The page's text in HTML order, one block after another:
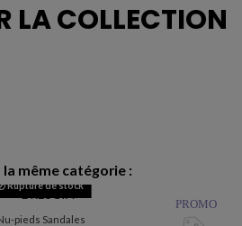
LA COLLECTION
même catégorie :
PROMO
Rupture de stock
pieds Sandales